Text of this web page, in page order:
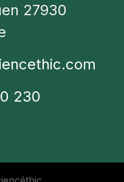
27930
230